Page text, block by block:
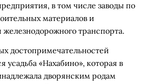
в том числе заводы по
материалов и
железнодорожного транспорта.
достопримечательностей
усадьба «Нахабино», которая в
дворянским родам